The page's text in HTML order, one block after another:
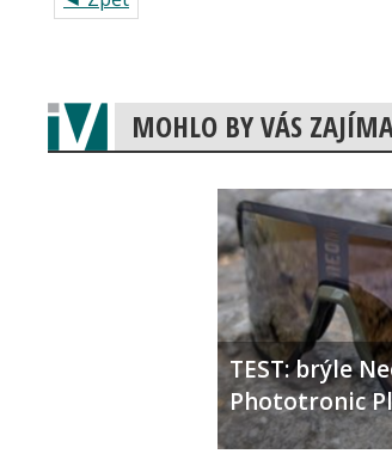
MOHLO BY VÁS
TEST: brýle
Phototronic